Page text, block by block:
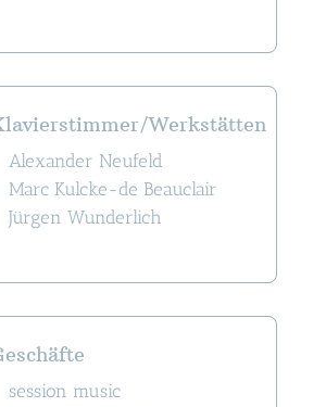
Werkstätten
Alexander Neufeld
Marc Kulcke-de Beauclair
Jürgen Wunderlich
session music